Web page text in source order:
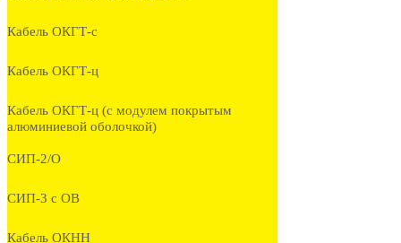
Кабель ОКГТ-с
Кабель ОКГТ-ц
Кабель ОКГТ-ц (с модулем покрытым
алюминиевой оболочкой)
СИП-2/О
СИП-3 с ОВ
Кабель ОКНН